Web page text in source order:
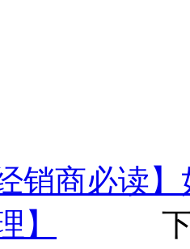
经销商必读
】
下一